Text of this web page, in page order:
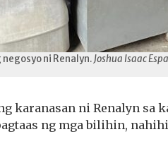
ni Renalyn.Joshua Isaac
karanasan ni Renalyn sa
ng mga bilihin,